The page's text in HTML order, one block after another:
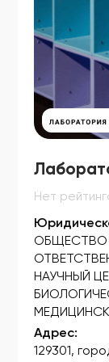
ФСЗ 2008/
ФСЗ 2008/
ФСЗ
ФСЗ 2008/
ФСЗ
ФСЗ
ФСЗ 2008/
ФСЗ
ФСЗ
ФСЗ
ФСЗ
ФСЗ
Нет
ОБЩЕСТВО
НАУЧНЫЙ
Адрес:
129301,